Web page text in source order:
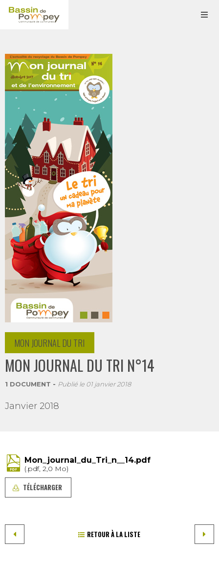
MON JOURNAL DU TRI
MON JOURNAL DU TRI N°14
1 DOCUMENT Publié le 01 janvier 2018
Janvier 2018
Mon_journal_du_Tri_n__14.pdf
(.pdf, 2,0 Mo)
TÉLÉCHARGER
RETOUR À LA LISTE